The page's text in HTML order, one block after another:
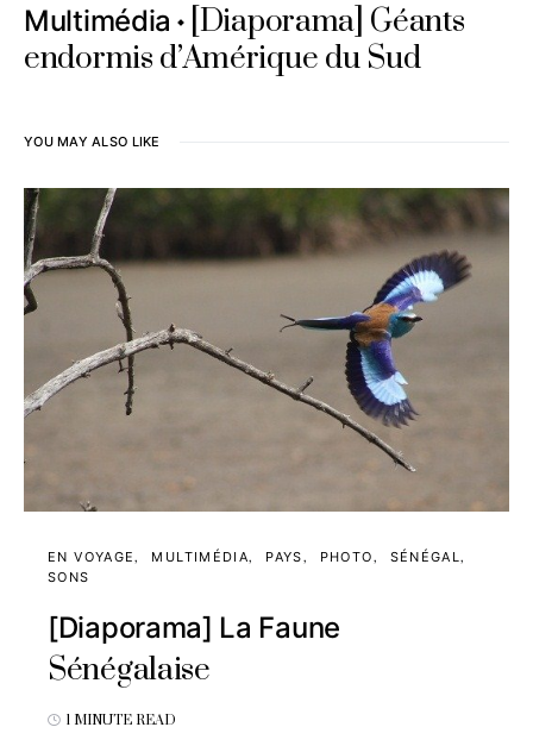
Multimédia
[Diaporama] Géants
endormis d’Amérique du Sud
YOU MAY ALSO LIKE
EN VOYAGE MULTIMÉDIA PAYS PHOTO
SÉNÉGAL
SONS
[Diaporama] La Faune
Sénégalaise
1 MINUTE READ